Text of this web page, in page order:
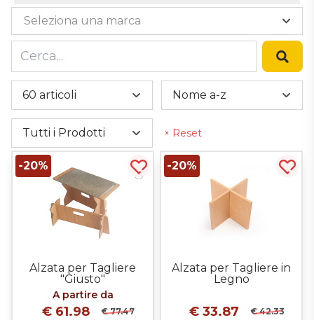
60 articoli Nome a-z
Tutti i Prodotti × Reset
Alzata per Tagliere
"Giusto"
A partire da
-20%
€ 61.98 € 77.47
Acquista più tardi
Alzata per Tagliere in
Legno
-20%
€ 33.87 € 42.33
Teglie In Alluminio
Teglie In Lamiera Alluminata
Teglie Ondulate
Tavole Con Impugnatura
Tavole Senza Impugnatura
Carrelli
Teglie In Alluminio
Teglie In Lamiera Alluminata
Utensili Vari
Seleziona una marca